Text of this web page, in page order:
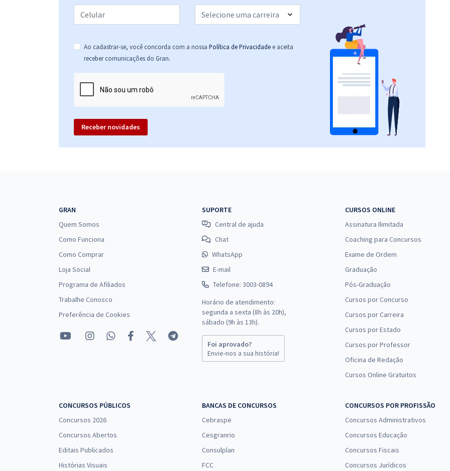
Ao cadastrar-se, você concorda com a nossa Política de Privacidade e aceita
receber comunicações do Gran.
Receber novidades
GRAN
Quem Somos
Como Funciona
Como Comprar
Loja Social
Programa de Afiliados
Trabalhe Conosco
Preferência de Cookies
SUPORTE
Central de ajuda
Chat
WhatsApp
E-mail
Telefone: 3003-0894
Horário de atendimento:
segunda a sexta (8h às 20h),
sábado (9h às 13h).
Foi aprovado?
Envie-nos a sua história!
CURSOS ONLINE
Assinatura Ilimitada
Coaching para Concursos
Exame de Ordem
Graduação
Pós-Graduação
Cursos por Concurso
Cursos por Carreira
Cursos por Estado
Cursos por Professor
Oficina de Redação
Cursos Online Gratuitos
CONCURSOS PÚBLICOS
Concursos 2026
Concursos Abertos
Editais Publicados
Histórias Visuais
BANCAS DE CONCURSOS
Cebraspe
Cesgranrio
Consulplan
FCC
CONCURSOS POR PROFISSÃO
Concursos Administrativos
Concursos Educação
Concursos Fiscais
Concursos Jurídicos